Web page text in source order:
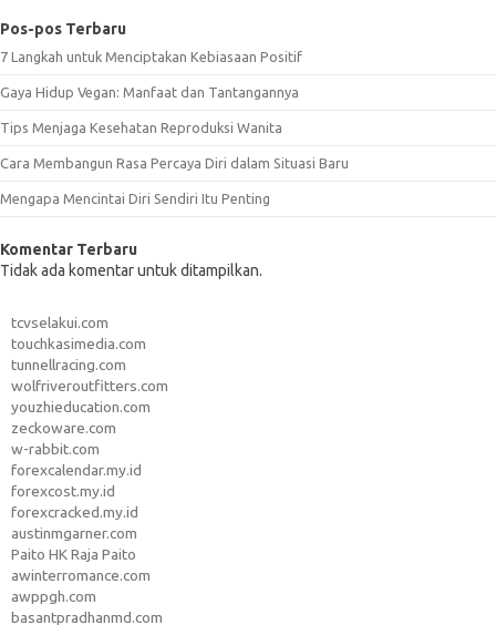
Pos-pos Terbaru
7 Langkah untuk Menciptakan Kebiasaan Positif
Gaya Hidup Vegan: Manfaat dan Tantangannya
Tips Menjaga Kesehatan Reproduksi Wanita
Cara Membangun Rasa Percaya Diri dalam Situasi Baru
Mengapa Mencintai Diri Sendiri Itu Penting
Komentar Terbaru
Tidak ada komentar untuk ditampilkan.
tcvselakui.com
touchkasimedia.com
tunnellracing.com
wolfriveroutfitters.com
youzhieducation.com
zeckoware.com
w-rabbit.com
forexcalendar.my.id
forexcost.my.id
forexcracked.my.id
austinmgarner.com
Paito HK Raja Paito
awinterromance.com
awppgh.com
basantpradhanmd.com